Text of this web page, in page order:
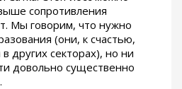
сопротивления
Мы говорим, что нужно
(они, к счастью,
других секторах), но ни
довольно существенно